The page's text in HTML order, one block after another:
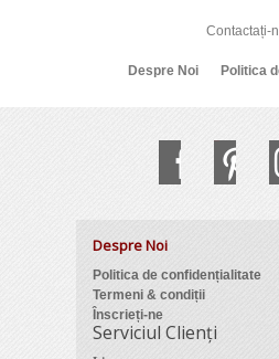
Contactați-
Despre Noi Politica
Despre Noi
Politica de confidențialitate
Termeni & condiții
Înscrieți-ne
Serviciul Clienți